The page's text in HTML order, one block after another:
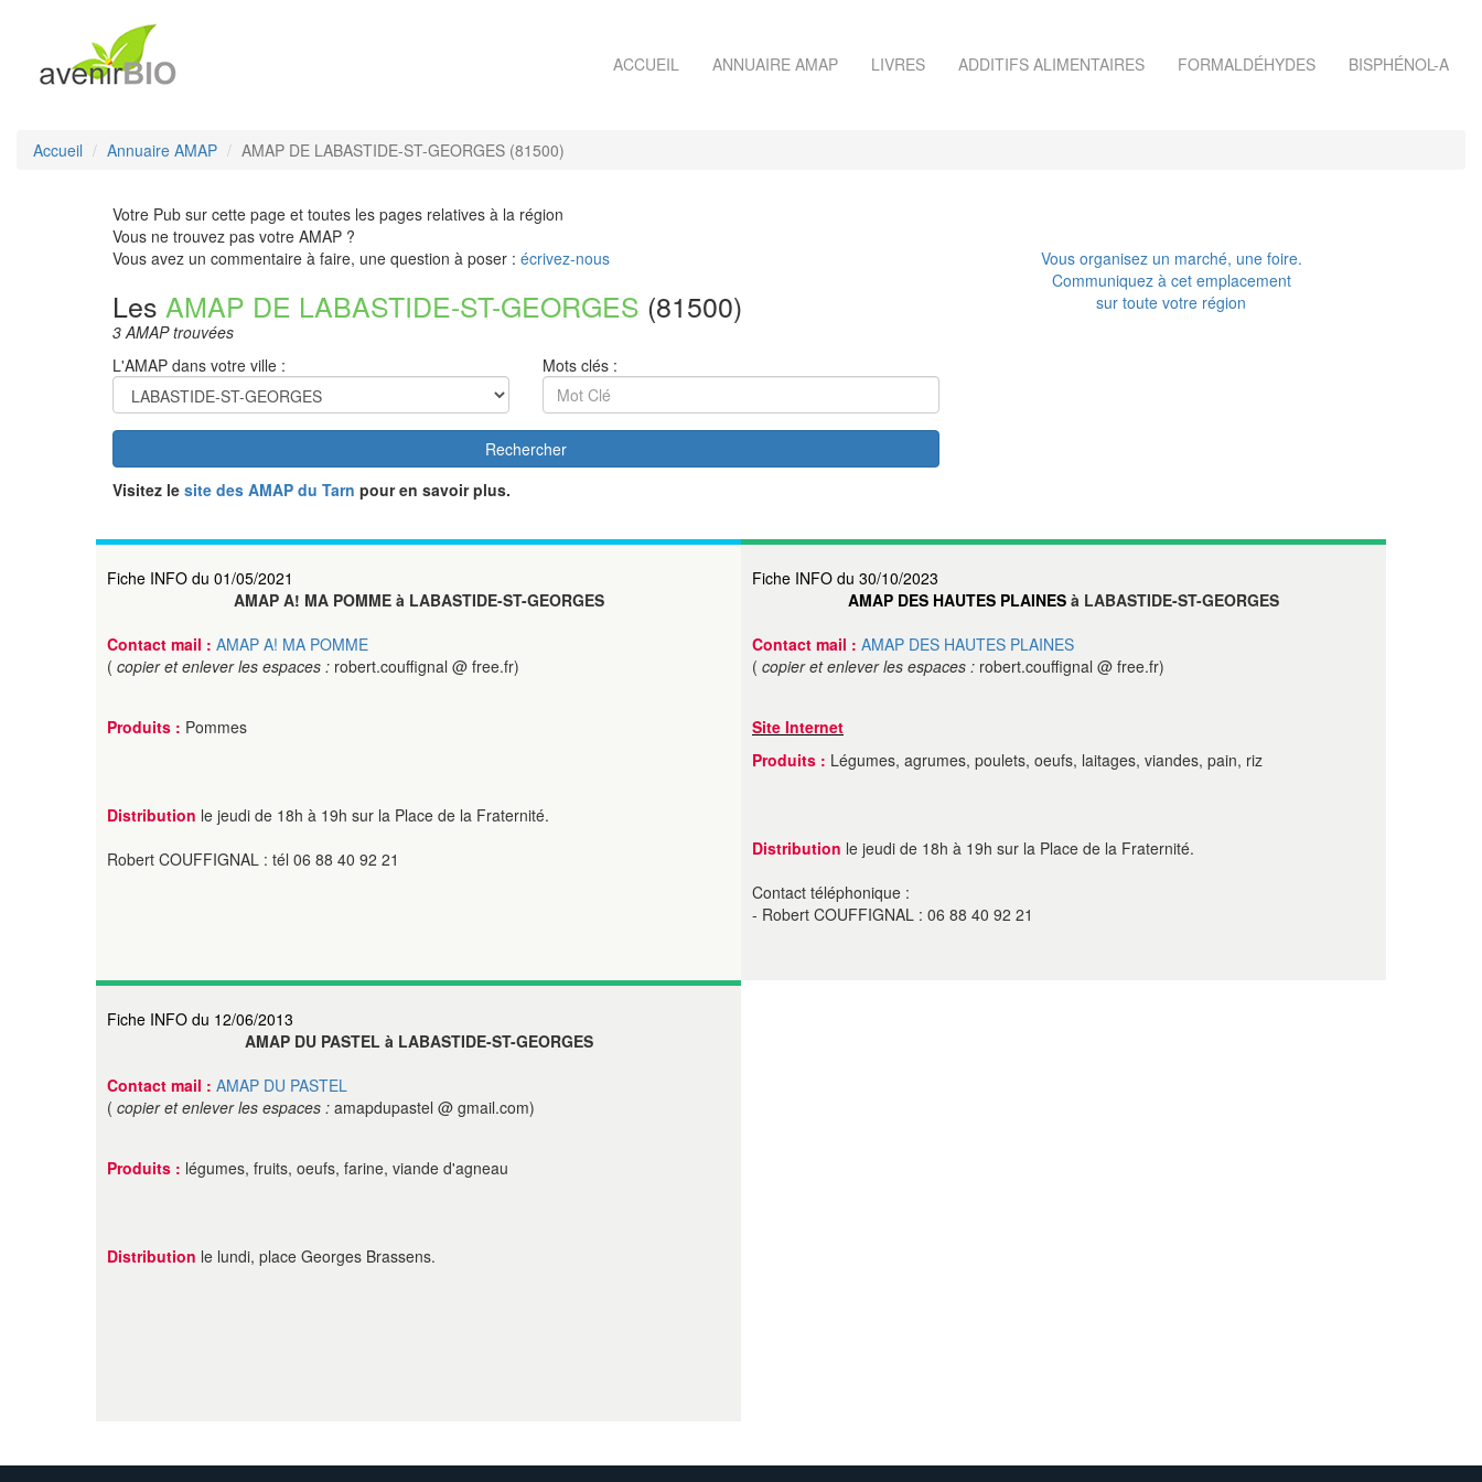
ACCUEIL ANNUAIRE AMAP LIVRES ADDITIFS ALIMENTAIRES FORMALDÉHYDES BISPHÉNOL-A
Accueil Annuaire AMAP AMAP DE LABASTIDE-ST-GEORGES (81500)
Votre Pub sur cette page et toutes les pages relatives à la région
Vous ne trouvez pas votre AMAP ?
Vous avez un commentaire à faire, une question à poser : écrivez-nous
Les AMAP DE LABASTIDE-ST-GEORGES (81500)
3 AMAP trouvées
L'AMAP dans votre ville :
Mots clés :
Rechercher
Visitez le site des AMAP du Tarn pour en savoir plus.
Vous organisez un marché, une foire.
Communiquez à cet emplacement
sur toute votre région
Fiche INFO du 01/05/2021
AMAP A! MA POMME à LABASTIDE-ST-GEORGES
Contact mail : AMAP A! MA POMME
( copier et enlever les espaces : robert.couffignal @ free.fr)
Produits : Pommes
Distribution le jeudi de 18h à 19h sur la Place de la Fraternité.
Robert COUFFIGNAL : tél 06 88 40 92 21
Fiche INFO du 30/10/2023
AMAP DES HAUTES PLAINES à LABASTIDE-ST-GEORGES
Contact mail : AMAP DES HAUTES PLAINES
( copier et enlever les espaces : robert.couffignal @ free.fr)
Site Internet
Produits : Légumes, agrumes, poulets, oeufs, laitages, viandes, pain, riz
Distribution le jeudi de 18h à 19h sur la Place de la Fraternité.
Contact téléphonique :
- Robert COUFFIGNAL : 06 88 40 92 21
Fiche INFO du 12/06/2013
AMAP DU PASTEL à LABASTIDE-ST-GEORGES
Contact mail : AMAP DU PASTEL
( copier et enlever les espaces : amapdupastel @ gmail.com)
Produits : légumes, fruits, oeufs, farine, viande d'agneau
Distribution le lundi, place Georges Brassens.